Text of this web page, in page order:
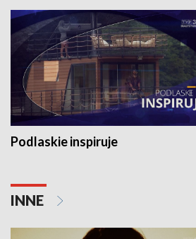
Podlaskie inspiruje
INNE